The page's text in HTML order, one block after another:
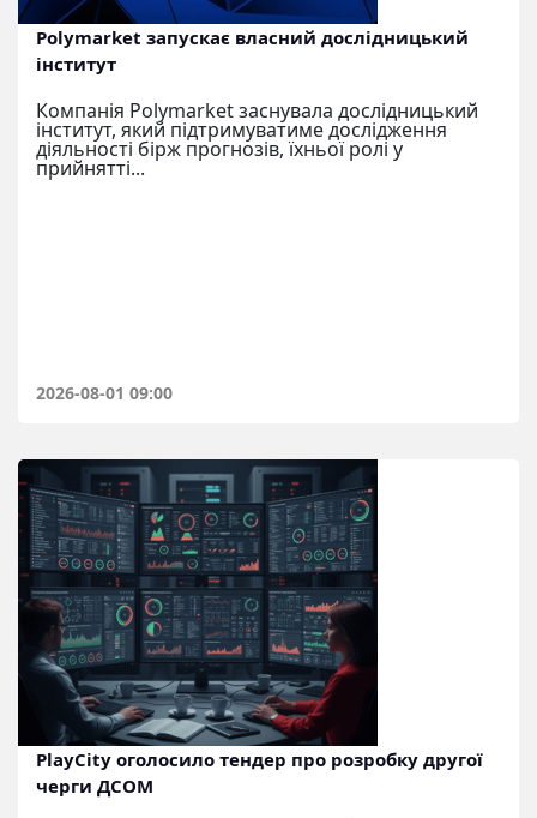
Polymarket запускає власний дослідницький
інститут
Компанія Polymarket заснувала дослідницький
інститут, який підтримуватиме дослідження
діяльності бірж прогнозів, їхньої ролі у
прийнятті...
2026-08-01 09:00
PlayCity оголосило тендер про розробку другої
черги ДСОМ